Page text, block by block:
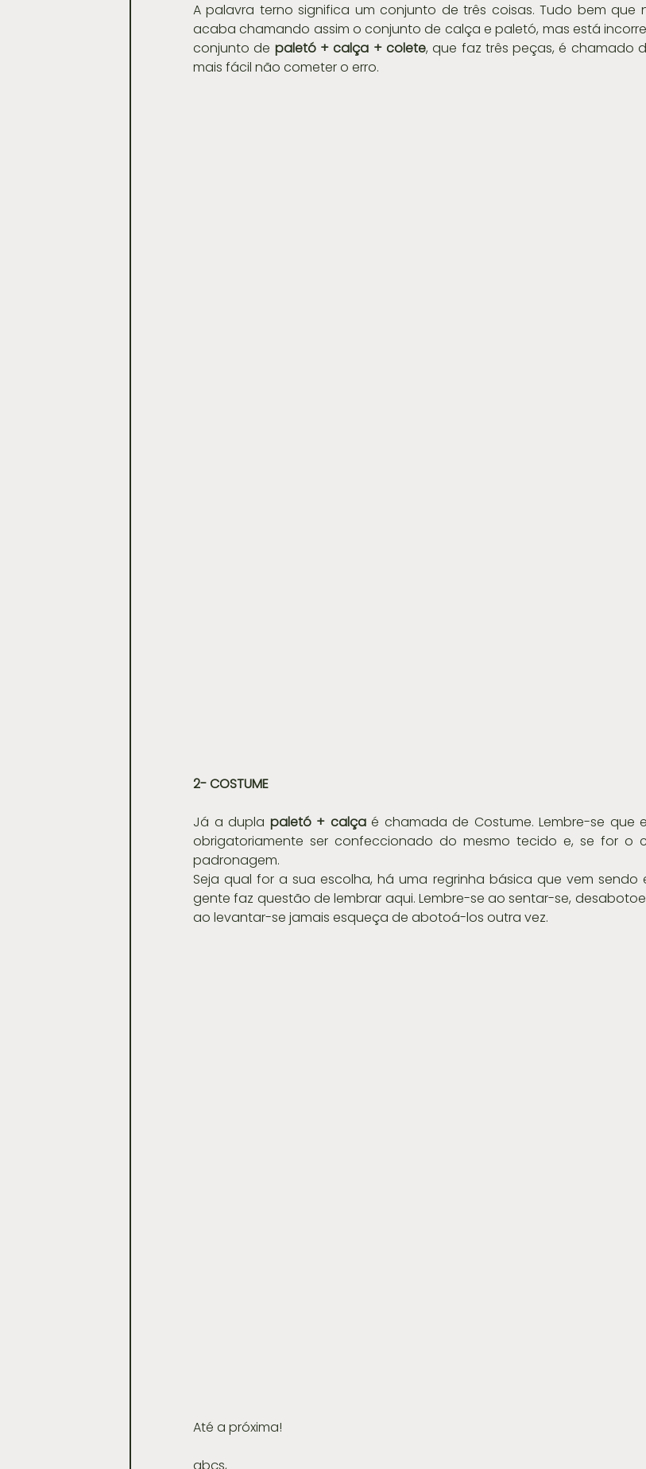
A palavra terno significa um conjunto de três coisas. Tudo bem
acaba chamando assim o conjunto de calça e paletó, mas está
conjunto de paletó + calça + colete, que faz três peças, é chamado
mais fácil não cometer o erro.
2- COSTUME
Já a dupla paletó + calça é chamada de Costume. Lembre-se que
obrigatoriamente ser confeccionado do mesmo tecido e, se for o
padronagem.
Seja qual for a sua escolha, há uma regrinha básica que vem sendo
gente faz questão de lembrar aqui. Lembre-se ao sentar-se,
ao levantar-se jamais esqueça de abotoá-los outra vez.
Até a próxima!
abçs,